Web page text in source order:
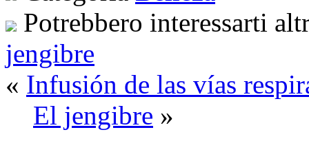
Potrebbero interessarti
jengibre
« Infusión de las vías
El jengibre »